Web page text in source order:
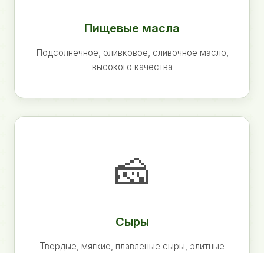
Пищевые масла
Подсолнечное, оливковое, сливочное масло,
высокого качества
🧀
Сыры
Твердые, мягкие, плавленые сыры, элитные